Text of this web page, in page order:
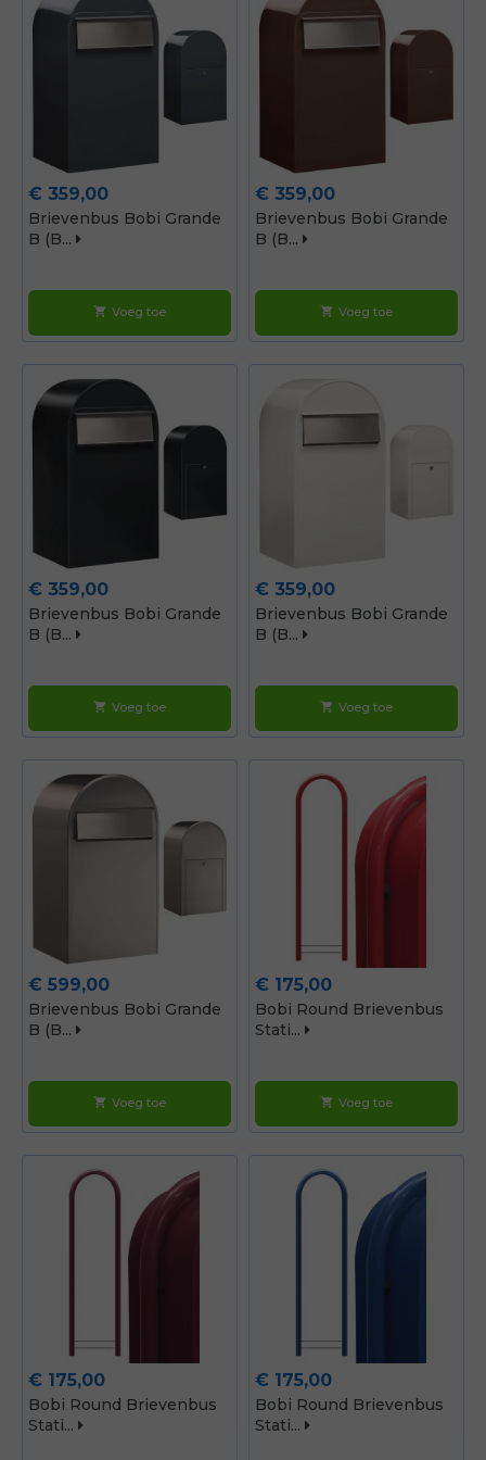
Prijs
€ 359,00
Brievenbus Bobi Grande
B (b...
shopping_cart Voeg toe
Prijs
€ 359,00
Brievenbus Bobi Grande
B (b...
shopping_cart Voeg toe
Prijs
€ 359,00
Brievenbus Bobi Grande
B (b...
shopping_cart Voeg toe
Prijs
€ 359,00
Brievenbus Bobi Grande
B (b...
shopping_cart Voeg toe
Prijs
€ 599,00
Brievenbus Bobi Grande
B (b...
shopping_cart Voeg toe
Prijs
€ 175,00
Bobi Round Brievenbus
Stati...
shopping_cart Voeg toe
Prijs
€ 175,00
Bobi Round Brievenbus
Stati...
Prijs
€ 175,00
Bobi Round Brievenbus
Stati...